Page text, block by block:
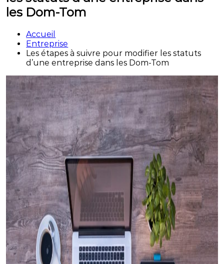
les Dom-Tom
Accueil
Entreprise
Les étapes à suivre pour modifier les statuts
d’une entreprise dans les Dom-Tom